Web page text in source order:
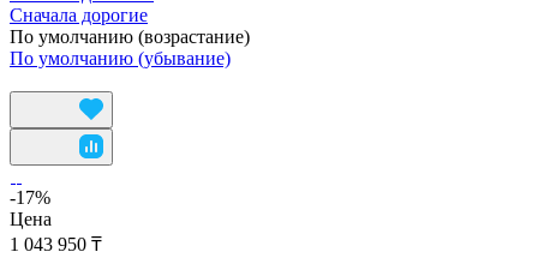
Сначала дорогие
По умолчанию (возрастание)
По умолчанию (убывание)
-17%
Цена
1 043 950 ₸